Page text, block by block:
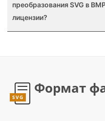
преобразования SVG в
лицензии?
SVG
Формат